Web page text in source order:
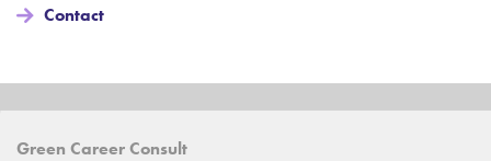
Contact
Green Career Consult